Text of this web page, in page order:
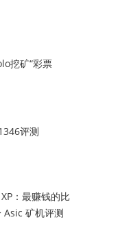
挖矿“彩票
评测
：最赚钱的比
Asic 矿机评测